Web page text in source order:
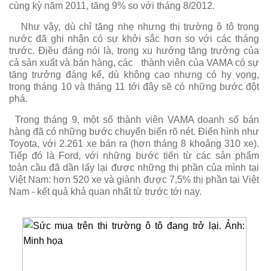
cùng kỳ năm 2011, tăng 9% so với tháng 8/2012.
Như vậy, dù chỉ tăng nhẹ nhưng thị trường ô tô trong
nước đã ghi nhận có sự khởi sắc hơn so với các tháng
trước. Điều đáng nói là, trong xu hướng tăng trưởng của
cả sản xuất và bán hàng, các
thành viên của VAMA có sự
tăng trưởng đáng kể, dù không cao nhưng có hy vọng,
trong tháng 10 và tháng 11 tới đây sẽ có những bước đột
phá.
Trong tháng 9, một số thành viên VAMA doanh số bán
hàng đã có những bước chuyển biến rõ nét. Điển hình như
Toyota, với 2.261 xe bán ra (hơn tháng 8 khoảng 310 xe).
Tiếp đó là Ford, với những bước tiến từ các sản phẩm
toàn cầu đã dần lấy lại được những thị phần của mình tại
Việt Nam: hơn 520 xe và giành được 7,5% thị phần tại Việt
Nam - kết quả khả quan nhất từ trước tới nay.